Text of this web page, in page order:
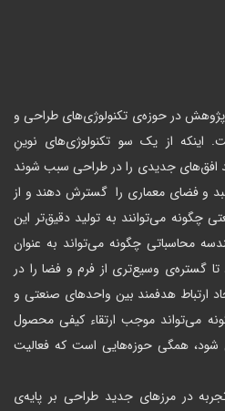
در حوزه‌ی تکنولوژی‌های طراحی و
از یک سو تکنولوژی‌های نوینِ
افق‌های جدیدی را در طراحی سبب شوند
و فضای معماری را گسترش دهند و از
چگونه می‌توانند به تولید دقیق‌تر این
محاسباتی چگونه می‌تواند به عنوان
تا گستره‌ی وسیع‌تری از فرم و فضا را در
ارتباط هدفمند بین واحدهای صنعتی و
می‌تواند موجب ارتقاء کیفی محصول
همگی حوزه‌هایی ‌است که فعالیت
در مرزهای جدید طراحی بر پایه‌ی